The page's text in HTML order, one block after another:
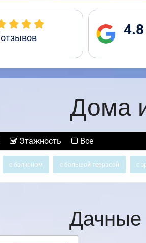
отзывов 4.8
Дома
Этажность Все
с балконом с большой террасой с
Дачные